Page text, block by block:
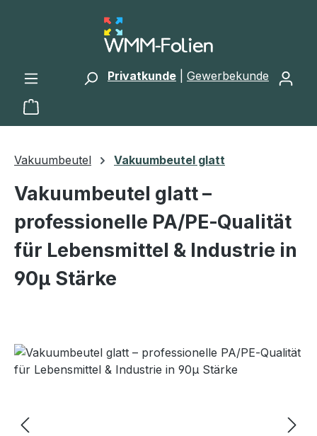
Zum Hauptinhalt springen
Privatkunde Gewerbekunde
Warenkorb enthält 0 Positionen. Der
Vakuumbeutel Vakuumbeutel glatt
Vakuumbeutel glatt –
professionelle PA/PE‑Qualität
für Lebensmittel & Industrie in
90µ Stärke
Bildergalerie überspringen